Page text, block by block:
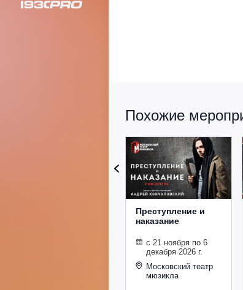
Похожие
Преступление и
наказание
с 21 ноября по 6
декабря 2026 г.
Московский театр
мюзикла